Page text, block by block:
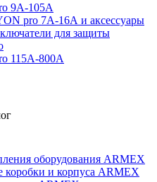
9А-105А
pro 7А-16А и аксессуары
для защиты
115А-800А
оборудования ARMEX
и корпуса ARMEX